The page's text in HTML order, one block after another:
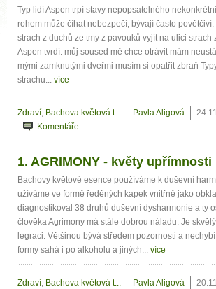
Typ lidí Aspen trpí stavy nepopsatelného
rohem může číhat nebezpečí; bývají často
strach z duchů ze tmy z pavouků vyjít na ulici
Aspen tvrdí: můj soused mě chce otrávit mám
mými zamknutými dveřmi musím si opatřit zbraň
strachu... více
Zdraví, Bachova květová t... Pavla Aligová
Komentáře
1. AGRIMONY - květy upřímnosti
Bachovy květové esence používáme k duševní
užíváme ve formě ředěných kapek vnitřně jako
diagnostikoval 38 druhů duševní dysharmonie a ty
člověka Agrimony má stále dobrou náladu. Je
legraci. Většinou bývá středem pozornosti a
formy sahá i po alkoholu a jiných... více
Zdraví, Bachova květová t... Pavla Aligová